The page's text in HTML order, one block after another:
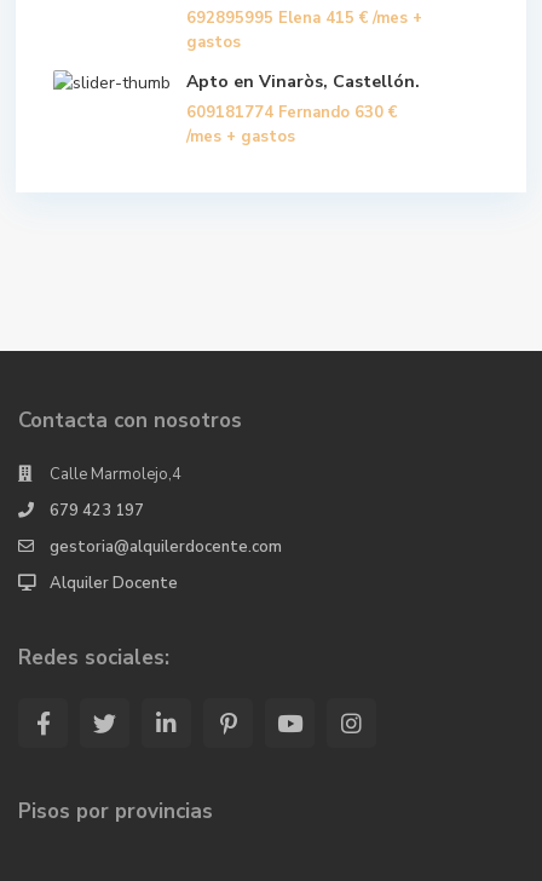
692895995 Elena 415 € /mes +
gastos
Apto en Vinaròs, Castellón.
609181774 Fernando 630 €
/mes + gastos
Contacta con nosotros
Calle Marmolejo,4
679 423 197
gestoria@alquilerdocente.com
Alquiler Docente
Redes sociales:
Pisos por provincias